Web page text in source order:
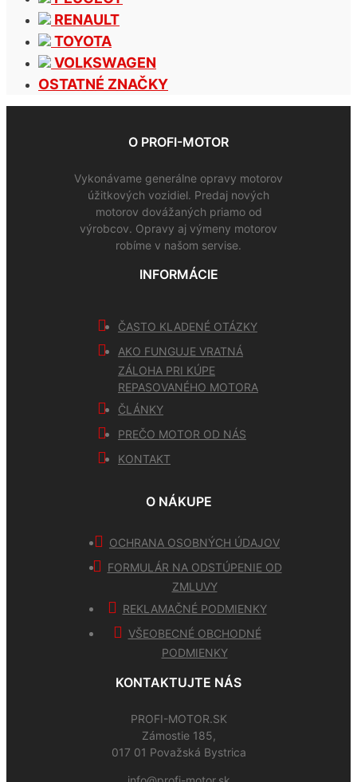
RENAULT
TOYOTA
VOLKSWAGEN
OSTATNÉ ZNAČKY
O PROFI-MOTOR
Vykonávame generálne opravy motorov
úžitkových vozidiel. Predaj nových
motorov dovážaných priamo od
výrobcov. Opravy aj výmeny motorov
robíme v našom servise.
INFORMÁCIE
ČASTO KLADENÉ OTÁZKY
AKO FUNGUJE VRATNÁ
ZÁLOHA PRI KÚPE
REPASOVANÉHO MOTORA
ČLÁNKY
PREČO MOTOR OD NÁS
KONTAKT
O NÁKUPE
OCHRANA OSOBNÝCH ÚDAJOV
FORMULÁR NA ODSTÚPENIE OD
ZMLUVY
REKLAMAČNÉ PODMIENKY
VŠEOBECNÉ OBCHODNÉ
PODMIENKY
KONTAKTUJTE NÁS
PROFI-MOTOR.SK
Zámostie 185,
017 01 Považská Bystrica